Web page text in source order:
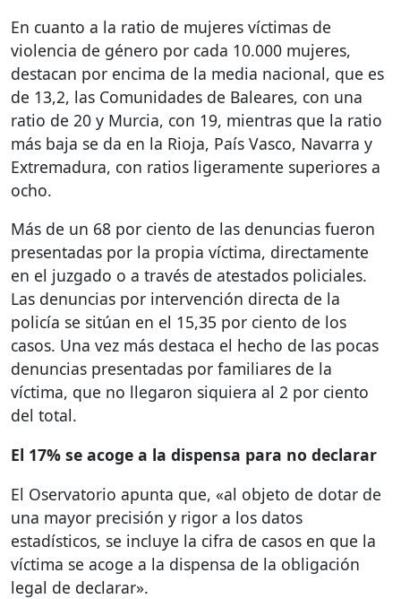
En cuanto a la ratio de mujeres víctimas de
violencia de género por cada 10.000 mujeres,
destacan por encima de la media nacional, que es
de 13,2, las Comunidades de Baleares, con una
ratio de 20 y Murcia, con 19, mientras que la ratio
más baja se da en la Rioja, País Vasco, Navarra y
Extremadura, con ratios ligeramente superiores a
ocho.
Más de un 68 por ciento de las denuncias fueron
presentadas por la propia víctima, directamente
en el juzgado o a través de atestados policiales.
Las denuncias por intervención directa de la
policía se sitúan en el 15,35 por ciento de los
casos. Una vez más destaca el hecho de las pocas
denuncias presentadas por familiares de la
víctima, que no llegaron siquiera al 2 por ciento
del total.
El 17% se acoge a la dispensa para no declarar
El Oservatorio apunta que, «al objeto de dotar de
una mayor precisión y rigor a los datos
estadísticos, se incluye la cifra de casos en que la
víctima se acoge a la dispensa de la obligación
legal de declarar».